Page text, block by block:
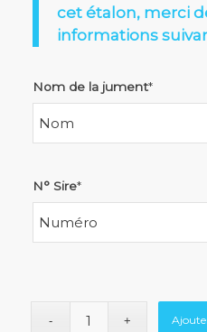
cet étalon, merci
informations
Nom de la jument*
N° Sire*